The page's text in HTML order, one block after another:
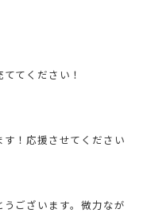
てください！
！応援させてください
ございます。微力なが